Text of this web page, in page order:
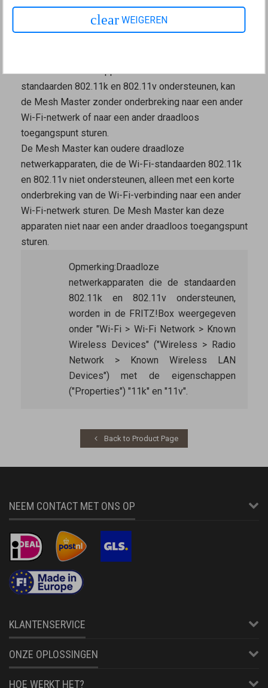
Om te worden aangestuurd door de
moeten de draadloze netwerkapparaten de
standaarden 802.11k en 802.11v ondersteunen, kan
de Mesh Masterzonder onderbreking naar een ander
Wi-Fi-netwerk of naar een ander draadloos
toegangspunt sturen.
De Mesh Masterkan oudere draadloze
netwerkapparaten, die de Wi-Fi-standaarden 802.11k
en 802.11v niet ondersteunen, alleen met een korte
onderbreking van de Wi-Fi-verbinding naar een ander
Wi-Fi-netwerk sturen. De Mesh Masterkan deze
apparaten niet naar een ander draadloos toegangspunt
sturen.
Opmerking:Draadloze
netwerkapparaten die de standaarden
802.11k en 802.11v ondersteunen,
worden in de FRITZ!Box weergegeven
onder "Wi-Fi > Wi-Fi Network > Known
Wireless Devices" ("Wireless > Radio
Network > Known Wireless LAN
Devices") met de eigenschappen
("Properties") "11k" en "11v".
Back to Product Page
NEEM CONTACT MET ONS OP
KLANTENSERVICE
ONZE OPLOSSINGEN
HOE WERKT HET?
clear WEIGEREN